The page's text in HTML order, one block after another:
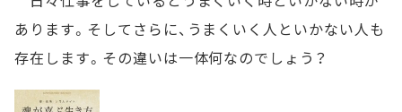
あります。そしてさらに、うまくいく人といかない人も
存在します。その違いは一体何なのでしょう？